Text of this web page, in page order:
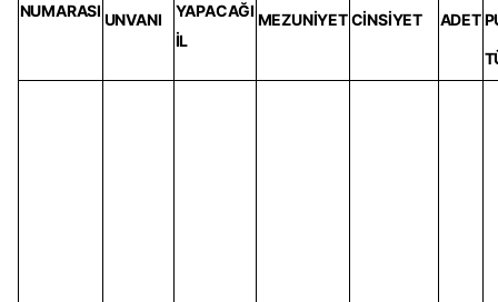
NUMARASI UNVANI
YAPACAĞI
İL
MEZUNİYETCİNSİYET ADET